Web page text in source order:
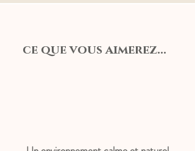
ce que vous aimerez...